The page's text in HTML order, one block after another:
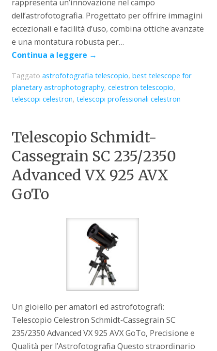
rappresenta un’innovazione nel campo
dell’astrofotografia. Progettato per offrire immagini
eccezionali e facilità d’uso, combina ottiche avanzate
e una montatura robusta per…
Continua a leggere →
Taggatoastrofotografia telescopio,best telescope for
planetary astrophotography,celestron telescopio,
telescopi celestron,telescopi professionali celestron
Telescopio Schmidt-
Cassegrain SC 235/2350
Advanced VX 925 AVX
GoTo
Un gioiello per amatori ed astrofotografi:
Telescopio Celestron Schmidt-Cassegrain SC
235/2350 Advanced VX 925 AVX GoTo, Precisione e
Qualità per l’Astrofotografia Questo straordinario